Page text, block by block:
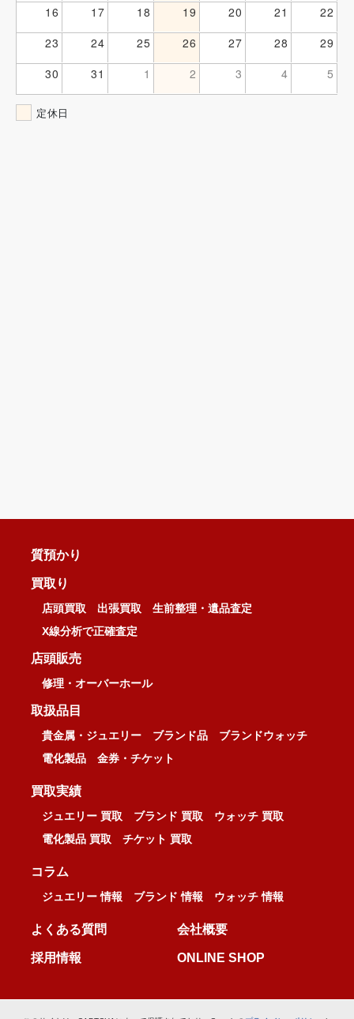
16
17 18 19 20 21
22
23
24 25 26 27 28
29
30
31 1 2 3 4 5
定休日
質預かり
買取り
店頭買取 出張買取
生前整理・遺品査定
X線分析で正確査定
店頭販売
修理・オーバーホール
取扱品目
貴金属・ジュエリー ブランド品
ブランドウォッチ
電化製品
金券・チケット
買取実績
ジュエリー 買取 ブランド 買取
ウォッチ 買取
電化製品 買取
チケット 買取
コラム
ジュエリー 情報 ブランド 情報 ウォッチ 情報
よくある質問 会社概要
採用情報 ONLINE SHOP